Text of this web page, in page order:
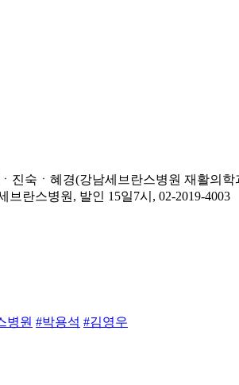
진숙ㆍ혜경(강남세브란스병원 재활의
란스병원, 발인 15일7시, 02-2019-4003
병원 #박용석 #김영우